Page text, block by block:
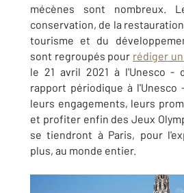
mécènes sont nombreux.
conservation, de la
tourisme et du
sont regroupés pour rédiger
le 21 avril 2021 à l'Unesco -
rapport périodique à
leurs engagements, leurs
et profiter enfin des Jeux
se tiendront à Paris, pour
plus, au monde entier.